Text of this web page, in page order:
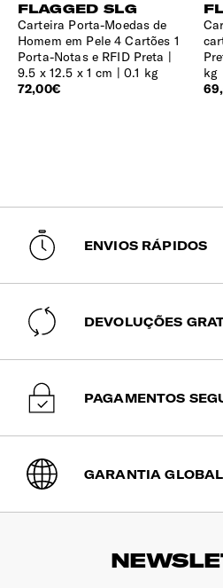
FLAGGED SLG
Carteira Porta-Moedas de
Homem em Pele 4 Cartões 1
Porta-Notas e RFID Preta
9.5 x 12.5 x 1 cm | 0.1 kg
72,00€
kg
ENVIOS RÁPIDOS
DEVOLUÇÕES
PAGAMENTOS
GARANTIA GLOBAL